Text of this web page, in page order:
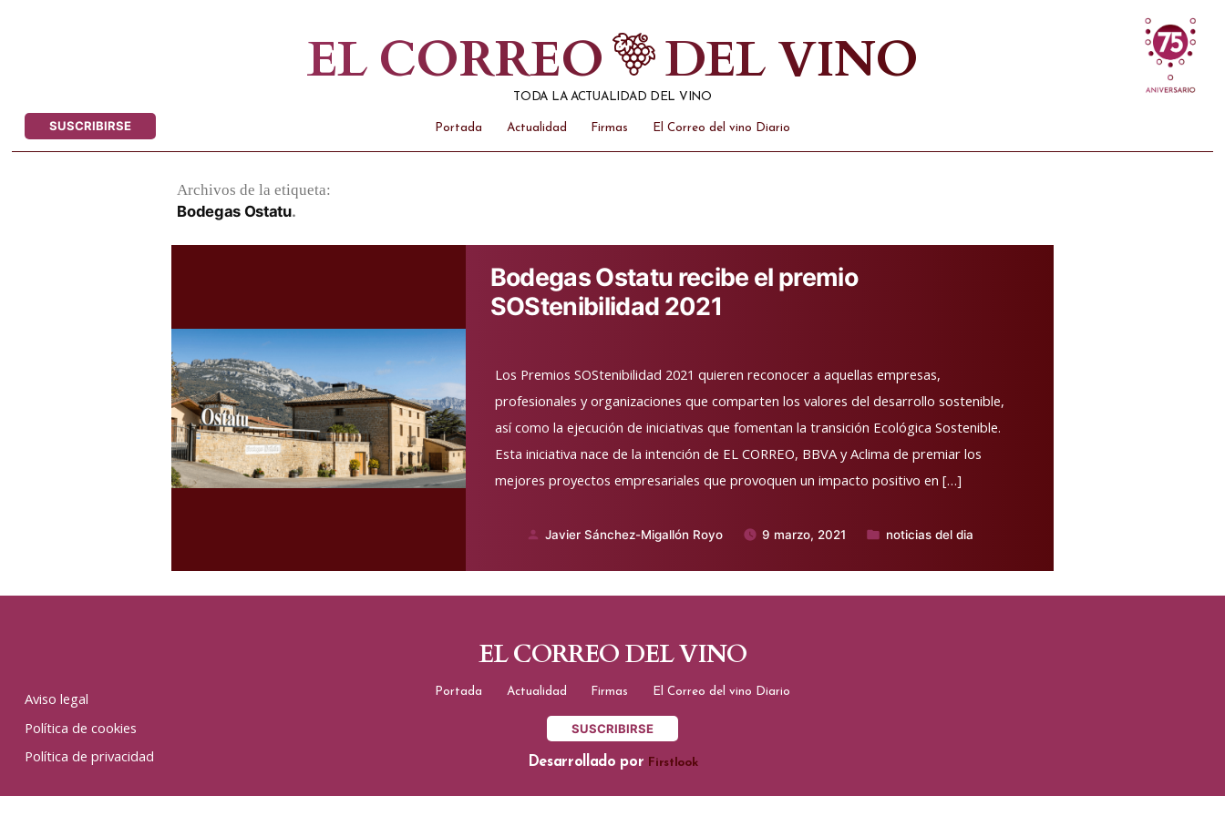
EL CORREO DEL VINO
TODA LA ACTUALIDAD DEL VINO
SUSCRIBIRSE Portada Actualidad Firmas El Correo del vino Diario
Archivos de la etiqueta:
Bodegas Ostatu
Bodegas Ostatu recibe el premio
SOStenibilidad 2021
Los Premios SOStenibilidad 2021 quieren reconocer a aquellas empresas,
profesionales y organizaciones que comparten los valores del desarrollo sostenible,
así como la ejecución de iniciativas que fomentan la transición Ecológica Sostenible.
Esta iniciativa nace de la intención de EL CORREO, BBVA y Aclima de premiar los
mejores proyectos empresariales que provoquen un impacto positivo en […]
Publicado
Javier Sánchez-Migallón Royo 9 marzo, 2021
Publicado
noticias del dia
Aviso legal
Política de cookies
Política de privacidad
EL CORREO DEL VINO
Portada Actualidad Firmas El Correo del vino Diario
SUSCRIBIRSE
Desarrollado por Firstlook